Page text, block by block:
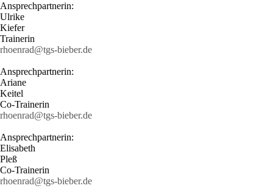
Ansprechpartnerin:
Ulrike
Kiefer
Trainerin
rhoenrad@tgs-bieber.de
Ansprechpartnerin:
Ariane
Keitel
Co-Trainerin
rhoenrad@tgs-bieber.de
Ansprechpartnerin:
Elisabeth
Pleß
Co-Trainerin
rhoenrad@tgs-bieber.de